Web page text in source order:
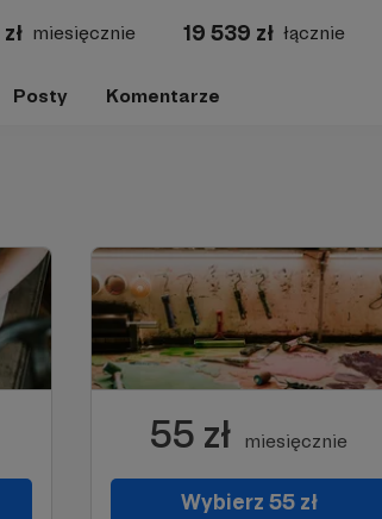
zł miesięcznie 19 539 zł łącznie
Posty Komentarze
55 zł miesięcznie
Wybierz 55 zł